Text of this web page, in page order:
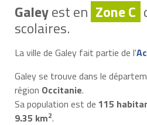
Galeyest en Zone C
scolaires.
La ville de Galey fait partie de l'
Galey se trouve dans le
région Occitanie.
Sa population est de 115
9.35 km2.